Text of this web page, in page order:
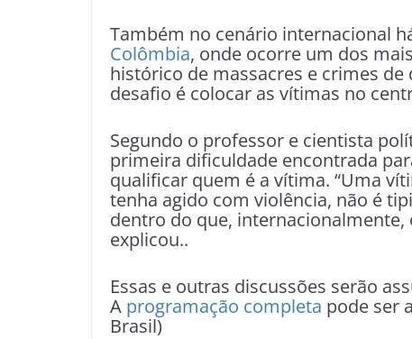
Também no cenário internacional
Colômbia, onde ocorre um dos
histórico de massacres e crimes
desafio é colocar as vítimas no
Segundo o professor e cientista
primeira dificuldade encontrada
qualificar quem é a vítima. “Uma
tenha agido com violência, não é
dentro do que,
explicou..
Essas e outras discussões serão
A programação completa pode ser
Brasil)